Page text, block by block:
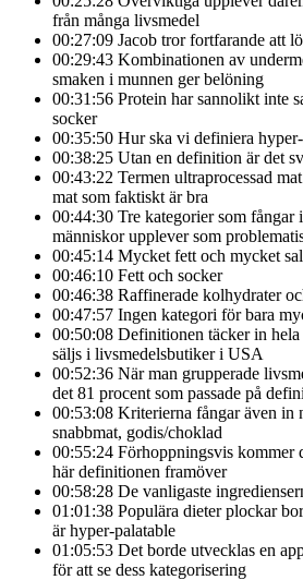
från många livsmedel
00:27:09 Jacob tror fortfarande att
00:29:43 Kombinationen av
smaken i munnen ger belöning
00:31:56 Protein har sannolikt inte
socker
00:35:50 Hur ska vi definiera
00:38:25 Utan en definition är det
00:43:22 Termen ultraprocessad
mat som faktiskt är bra
00:44:30 Tre kategorier som fångar
människor upplever som
00:45:14 Mycket fett och mycket
00:46:10 Fett och socker
00:46:38 Raffinerade kolhydrater
00:47:57 Ingen kategori för bara
00:50:08 Definitionen täcker in
säljs i livsmedelsbutiker i USA
00:52:36 När man grupperade
det 81 procent som passade på
00:53:08 Kriterierna fångar även in
snabbmat, godis/choklad
00:55:24 Förhoppningsvis kommer
här definitionen framöver
00:58:28 De vanligaste
01:01:38 Populära dieter plockar
är hyper-palatable
01:05:53 Det borde utvecklas en
för att se dess kategorisering